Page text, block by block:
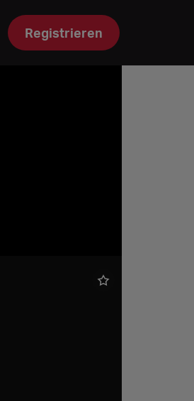
Registrieren